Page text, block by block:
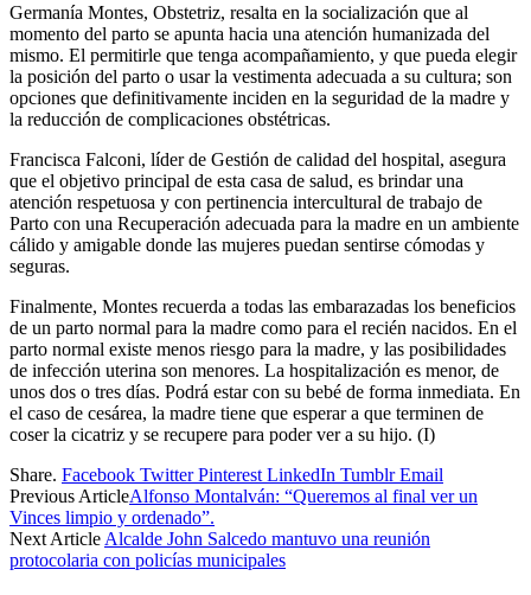
Germanía Montes, Obstetriz, resalta en la socialización que al
momento del parto se apunta hacia una atención humanizada del
mismo. El permitirle que tenga acompañamiento, y que pueda elegir
la posición del parto o usar la vestimenta adecuada a su cultura; son
opciones que definitivamente inciden en la seguridad de la madre y
la reducción de complicaciones obstétricas.
Francisca Falconi, líder de Gestión de calidad del hospital, asegura
que el objetivo principal de esta casa de salud, es brindar una
atención respetuosa y con pertinencia intercultural de trabajo de
Parto con una Recuperación adecuada para la madre en un ambiente
cálido y amigable donde las mujeres puedan sentirse cómodas y
seguras.
Finalmente, Montes recuerda a todas las embarazadas los beneficios
de un parto normal para la madre como para el recién nacidos. En el
parto normal existe menos riesgo para la madre, y las posibilidades
de infección uterina son menores. La hospitalización es menor, de
unos dos o tres días. Podrá estar con su bebé de forma inmediata. En
el caso de cesárea, la madre tiene que esperar a que terminen de
coser la cicatriz y se recupere para poder ver a su hijo. (I)
Share. Facebook Twitter Pinterest LinkedIn Tumblr Email
Previous ArticleAlfonso Montalván: “Queremos al final ver un
Vinces limpio y ordenado”.
Next Article Alcalde John Salcedo mantuvo una reunión
protocolaria con policías municipales